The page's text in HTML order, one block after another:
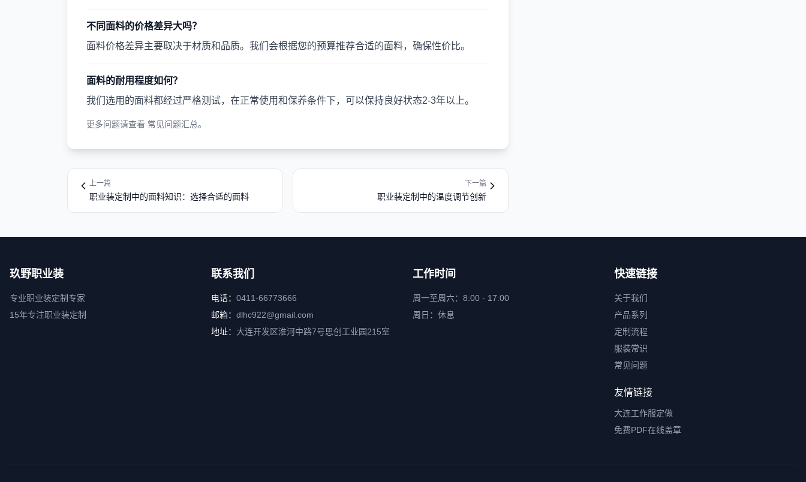
不同面料的价格差异大吗？
面料价格差异主要取决于材质和品质。我们会根据您的预算推荐合适的面料，确保性价比。
面料的耐用程度如何？
我们选用的面料都经过严格测试，在正常使用和保养条件下，可以保持良好状态2-3年以上。
更多问题请查看 常见问题汇总。
上一篇
职业装定制中的面料知识：选择合适的面料
下一篇
职业装定制中的温度调节创新
玖野职业装
专业职业装定制专家
15年专注职业装定制
联系我们
电话： 0411-66773666
邮箱： dlhc922@gmail.com
地址： 大连开发区淮河中路7号思创工业园215室
工作时间
周一至周六：8:00 - 17:00
周日：休息
快速链接
关于我们
产品系列
定制流程
服装常识
常见问题
友情链接
大连工作服定做
免费PDF在线盖章